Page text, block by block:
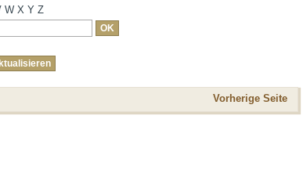
W X Y Z
Vorherige Seite